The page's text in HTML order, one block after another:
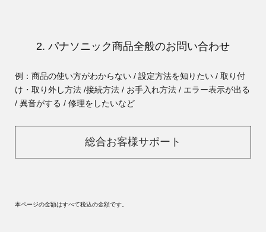
2. パナソニック商品全般のお問い合わせ
例：商品の使い方がわからない / 設定方法を知りたい / 取り付
け・取り外し方法 /接続方法 / お手入れ方法 / エラー表示が出る
/ 異音がする / 修理をしたいなど
総合お客様サポート
本ページの金額はすべて税込の金額です。